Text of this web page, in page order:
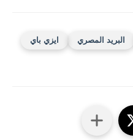
البريد المصري
ايزي باي